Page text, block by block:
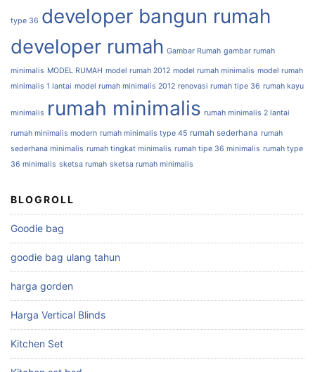
type 36 developer bangun rumah
developer rumah Gambar Rumah gambar rumah
minimalis MODEL RUMAH model rumah 2012 model rumah minimalis model rumah
minimalis 1 lantai model rumah minimalis 2012 renovasi rumah tipe 36 rumah kayu
minimalis rumah minimalis rumah minimalis 2 lantai
rumah minimalis modern rumah minimalis type 45 rumah sederhana rumah
sederhana minimalis rumah tingkat minimalis rumah tipe 36 minimalis rumah type
36 minimalis sketsa rumah sketsa rumah minimalis
BLOGROLL
Goodie bag
goodie bag ulang tahun
harga gorden
Harga Vertical Blinds
Kitchen Set